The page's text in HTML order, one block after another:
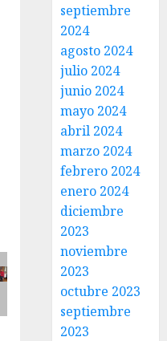
septiembre
2024
agosto 2024
julio 2024
junio 2024
mayo 2024
abril 2024
marzo 2024
febrero 2024
enero 2024
diciembre
2023
noviembre
2023
octubre 2023
septiembre
2023